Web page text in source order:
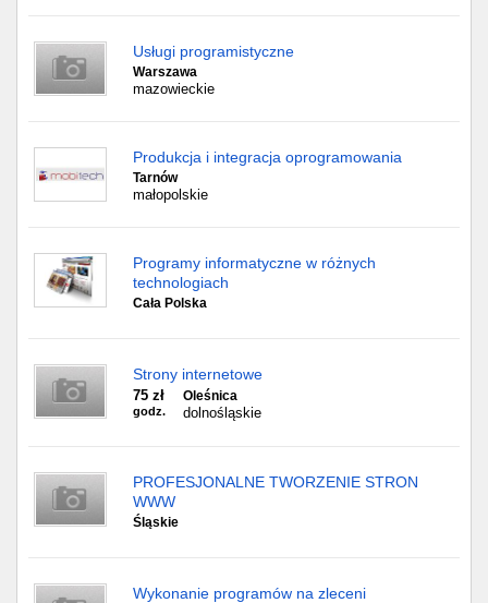
Usługi programistyczne
Warszawa
mazowieckie
Produkcja i integracja oprogramowania
Tarnów
małopolskie
Programy informatyczne w różnych
technologiach
Cała Polska
Strony internetowe
75 zł
godz.
Oleśnica
dolnośląskie
PROFESJONALNE TWORZENIE STRON
WWW
Śląskie
Wykonanie programów na zleceni